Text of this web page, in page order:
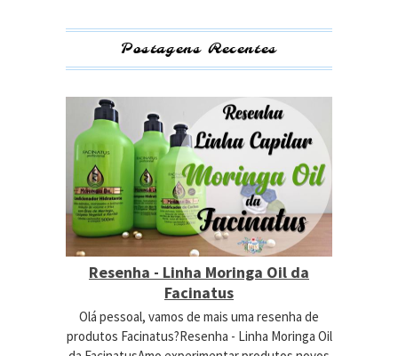
Postagens Recentes
Resenha - Linha Moringa Oil da
Facinatus
Olá pessoal, vamos de mais uma resenha de
produtos Facinatus?Resenha - Linha Moringa Oil